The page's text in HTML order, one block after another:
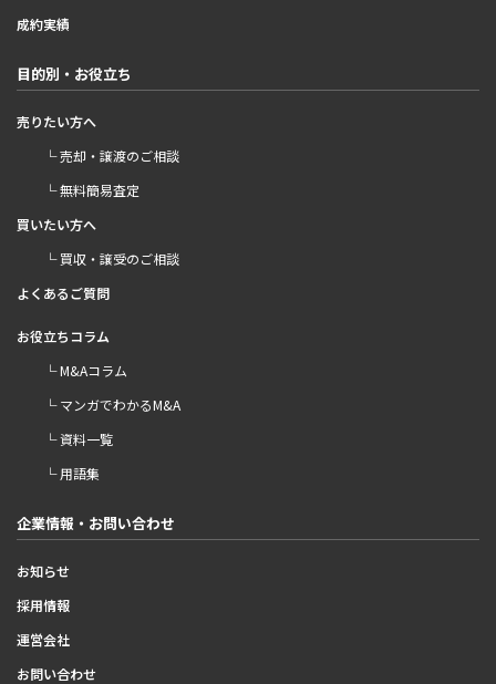
成約実績
目的別・お役立ち
売りたい方へ
└ 売却・譲渡のご相談
└ 無料簡易査定
買いたい方へ
└ 買収・譲受のご相談
よくあるご質問
お役立ちコラム
└ M&Aコラム
└ マンガでわかるM&A
└ 資料一覧
└ 用語集
企業情報・お問い合わせ
お知らせ
採用情報
運営会社
お問い合わせ